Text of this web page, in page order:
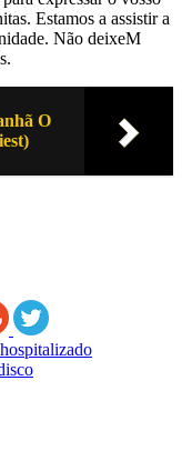
Estamos a assistir a
Não deixeM
O